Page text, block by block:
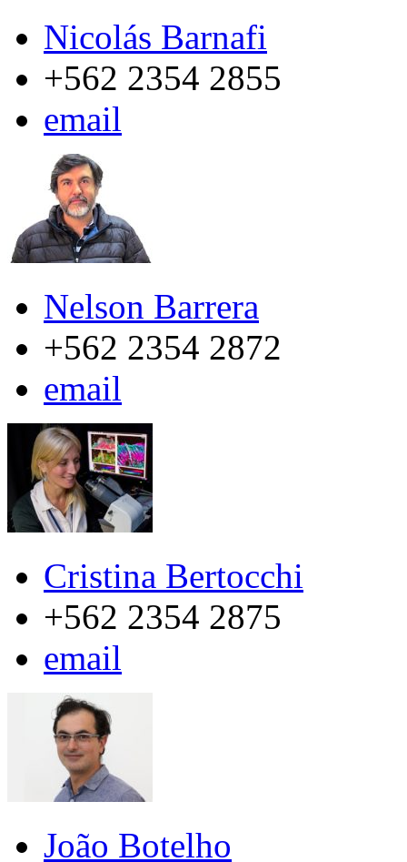
Nicolás Barnafi
+562 2354 2855
email
Nelson Barrera
+562 2354 2872
email
Cristina Bertocchi
+562 2354 2875
email
João Botelho